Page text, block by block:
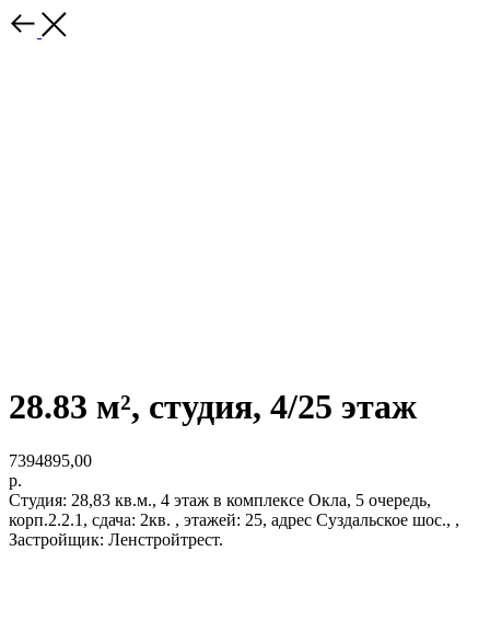
28.83 м², студия, 4/25 этаж
7394895,00
р.
Студия: 28,83 кв.м., 4 этаж в комплексе Окла, 5 очередь,
корп.2.2.1, сдача: 2кв. , этажей: 25, адрес Суздальское шос., ,
Застройщик: Ленстройтрест.